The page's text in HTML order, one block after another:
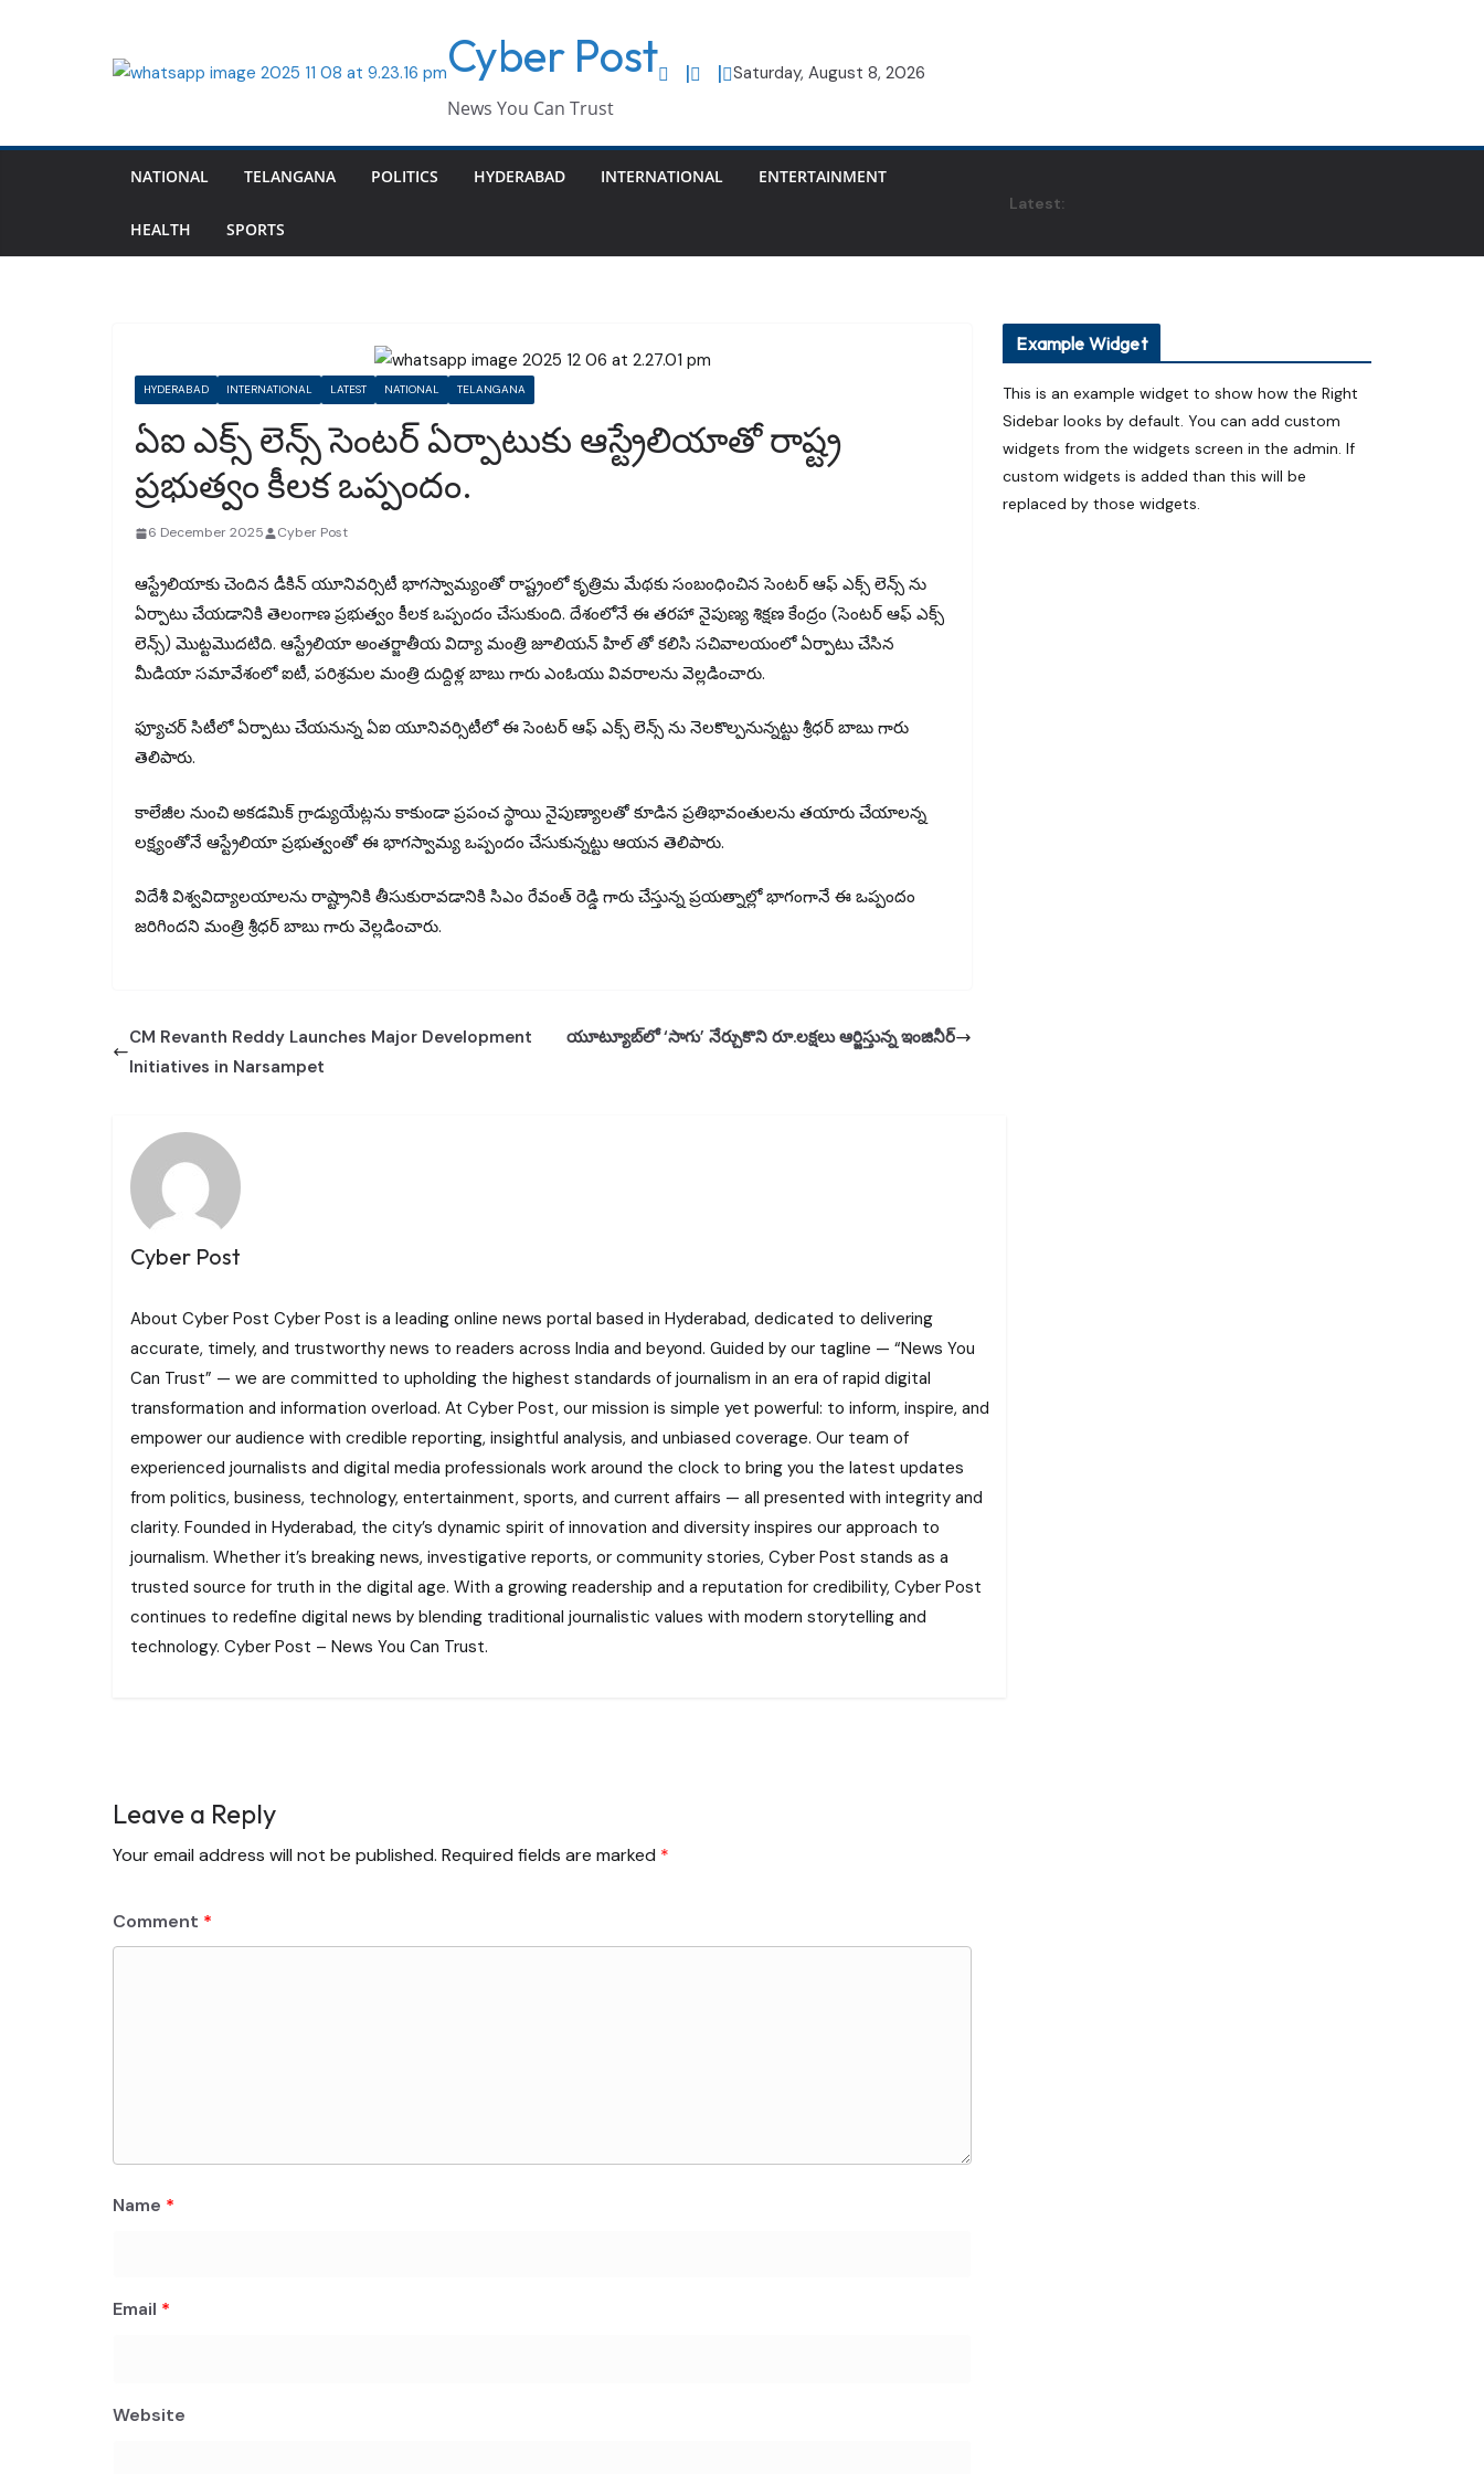
Cyber Post
News You Can Trust
Saturday, August 8, 2026
NATIONAL TELANGANA POLITICS HYDERABAD INTERNATIONAL ENTERTAINMENT
HEALTH SPORTS
Latest:
HYDERABAD INTERNATIONAL LATEST NATIONAL TELANGANA
ఏఐ ఎక్స్ లెన్స్ సెంటర్ ఏర్పాటుకు ఆస్ట్రేలియాతో రాష్ట్ర
ప్రభుత్వం కీలక ఒప్పందం.
6 December 2025 Cyber Post
ఆస్ట్రేలియాకు చెందిన డీకిన్ యూనివర్సిటీ భాగస్వామ్యంతో రాష్ట్రంలో కృత్రిమ మేథకు సంబంధించిన సెంటర్ ఆఫ్ ఎక్స్ లెన్స్ ను
ఏర్పాటు చేయడానికి తెలంగాణ ప్రభుత్వం కీలక ఒప్పందం చేసుకుంది. దేశంలోనే ఈ తరహా నైపుణ్య శిక్షణ కేంద్రం (సెంటర్ ఆఫ్ ఎక్స్
లెన్స్) మొట్టమొదటిది. ఆస్ట్రేలియా అంతర్జాతీయ విద్యా మంత్రి జూలియన్ హిల్ తో కలిసి సచివాలయంలో ఏర్పాటు చేసిన
మీడియా సమావేశంలో ఐటీ, పరిశ్రమల మంత్రి దుద్దిళ్ల బాబు గారు ఎంఓయు వివరాలను వెల్లడించారు.
ఫ్యూచర్ సిటీలో ఏర్పాటు చేయనున్న ఏఐ యూనివర్సిటీలో ఈ సెంటర్ ఆఫ్ ఎక్స్ లెన్స్ ను నెలకొల్పనున్నట్టు శ్రీధర్ బాబు గారు
తెలిపారు.
కాలేజీల నుంచి అకడమిక్ గ్రాడ్యుయేట్లను కాకుండా ప్రపంచ స్థాయి నైపుణ్యాలతో కూడిన ప్రతిభావంతులను తయారు చేయాలన్న
లక్ష్యంతోనే ఆస్ట్రేలియా ప్రభుత్వంతో ఈ భాగస్వామ్య ఒప్పందం చేసుకున్నట్టు ఆయన తెలిపారు.
విదేశీ విశ్వవిద్యాలయాలను రాష్ట్రానికి తీసుకురావడానికి సిఎం రేవంత్ రెడ్డి గారు చేస్తున్న ప్రయత్నాల్లో భాగంగానే ఈ ఒప్పందం
జరిగిందని మంత్రి శ్రీధర్ బాబు గారు వెల్లడించారు.
CM Revanth Reddy Launches Major Development
Initiatives in Narsampet
యూట్యూబ్‌లో ‘సాగు’ నేర్చుకొని రూ.లక్షలు ఆర్జిస్తున్న ఇంజినీర్‌
Cyber Post
About Cyber Post Cyber Post is a leading online news portal based in Hyderabad, dedicated to delivering
accurate, timely, and trustworthy news to readers across India and beyond. Guided by our tagline — “News You
Can Trust” — we are committed to upholding the highest standards of journalism in an era of rapid digital
transformation and information overload. At Cyber Post, our mission is simple yet powerful: to inform, inspire, and
empower our audience with credible reporting, insightful analysis, and unbiased coverage. Our team of
experienced journalists and digital media professionals work around the clock to bring you the latest updates
from politics, business, technology, entertainment, sports, and current affairs — all presented with integrity and
clarity. Founded in Hyderabad, the city’s dynamic spirit of innovation and diversity inspires our approach to
journalism. Whether it’s breaking news, investigative reports, or community stories, Cyber Post stands as a
trusted source for truth in the digital age. With a growing readership and a reputation for credibility, Cyber Post
continues to redefine digital news by blending traditional journalistic values with modern storytelling and
technology. Cyber Post – News You Can Trust.
Leave a Reply
Your email address will not be published. Required fields are marked *
Comment *
Name *
Email *
Website
Example Widget
This is an example widget to show how the Right
Sidebar looks by default. You can add custom
widgets from the widgets screen in the admin. If
custom widgets is added than this will be
replaced by those widgets.